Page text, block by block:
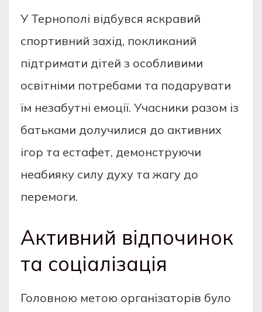
У Тернополі відбувся яскравий
спортивний захід, покликаний
підтримати дітей з особливими
освітніми потребами та подарувати
їм незабутні емоції. Учасники разом із
батьками долучилися до активних
ігор та естафет, демонструючи
неабияку силу духу та жагу до
перемоги.
Активний відпочинок
та соціалізація
Головною метою організаторів було